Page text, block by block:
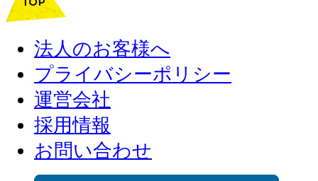
法人のお客様へ
プライバシーポリシー
運営会社
採用情報
お問い合わせ